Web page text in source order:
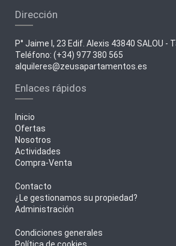
Dirección
P° Jaime I, 23 Edif. Alexis 43840 SALOU -
Teléfono: (+34) 977 380 565
alquileres@zeusapartamentos.es
Enlaces rápidos
Inicio
Ofertas
Nosotros
Actividades
Compra-Venta
Contacto
¿Le gestionamos su propiedad?
Administración
Condiciones generales
Política de cookies